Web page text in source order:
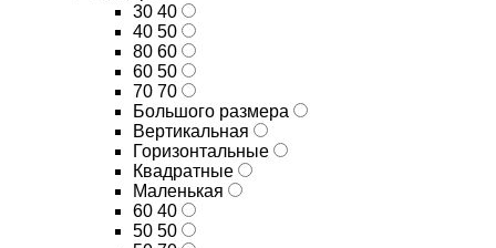
30 40
40 50
80 60
60 50
70 70
Большого размера
Вертикальная
Горизонтальные
Квадратные
Маленькая
60 40
50 50